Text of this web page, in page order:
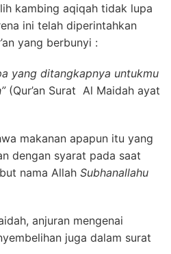
kambing aqiqah tidak lupa
ini telah diperintahkan
yang berbunyi :
yang ditangkapnya untukmu
(Qur’an Surat Al Maidah ayat
makanan apapun itu yang
dengan syarat pada saat
nama Allah Subhanallahu
anjuran mengenai
juga dalam surat